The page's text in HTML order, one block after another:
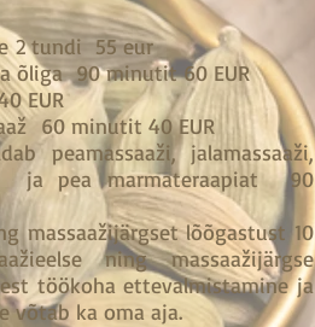
2 tundi 55 eur
õliga 90 minutit 60 EUR
EUR
60 minutit 40 EUR
peamassaaži, jalamassaaži,
ja pea marmateraapiat 90
massaažijärgset lõõgastust 10
ning massaažijärgse
töökoha ettevalmistamine ja
võtab ka oma aja.